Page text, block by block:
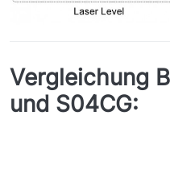
Vergleichung
und S04CG: